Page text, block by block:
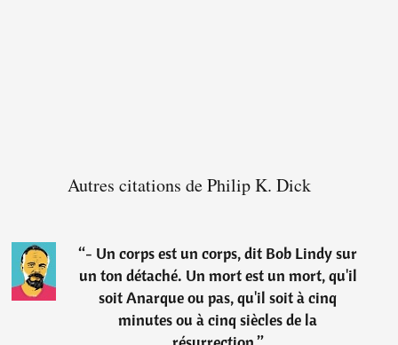
Autres citations de Philip K. Dick
“- Un corps est un corps, dit Bob Lindy sur
un ton détaché. Un mort est un mort, qu'il
soit Anarque ou pas, qu'il soit à cinq
minutes ou à cinq siècles de la